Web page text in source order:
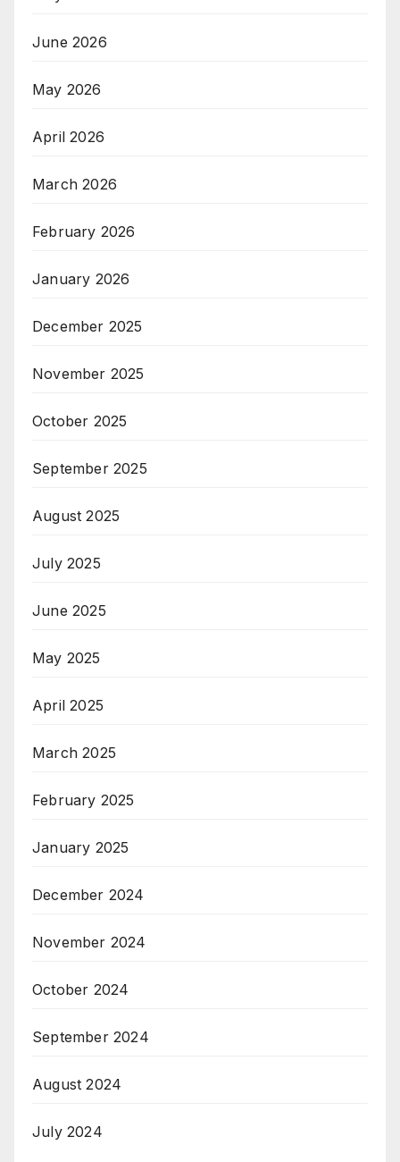
June 2026
May 2026
April 2026
March 2026
February 2026
January 2026
December 2025
November 2025
October 2025
September 2025
August 2025
July 2025
June 2025
May 2025
April 2025
March 2025
February 2025
January 2025
December 2024
November 2024
October 2024
September 2024
August 2024
July 2024